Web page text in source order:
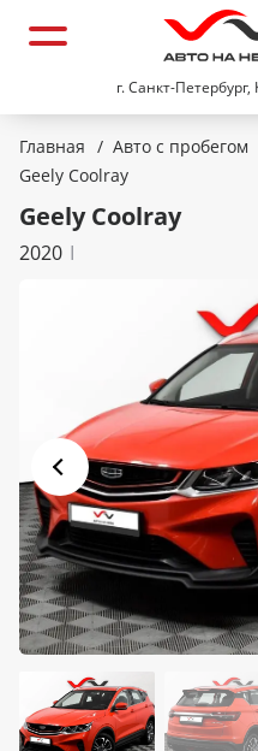
г. Санкт-
Главная / Авто с пробегом
Geely Coolray
Geely Coolray
2020 I